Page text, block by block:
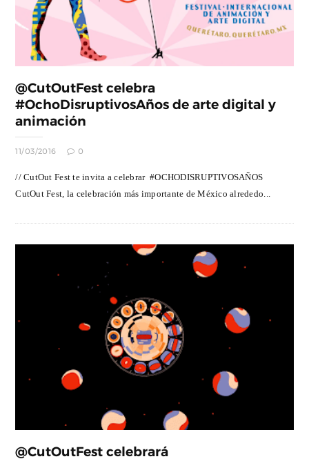
@CutOutFest celebra
#OchoDisruptivosAños de arte digital y
animación
11/03/2016 0
// CutOut Fest te invita a celebrar #OCHODISRUPTIVOSAÑOS
CutOut Fest, la celebración más importante de México alrededo...
@CutOutFest celebrará